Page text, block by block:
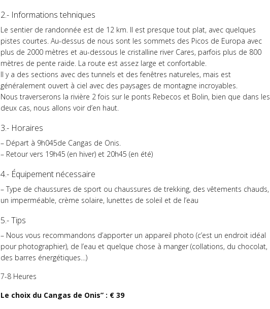
2.- Informations tehniques
Le sentier de randonnée est de 12 km. Il est presque tout plat, avec quelques
pistes courtes. Au-dessus de nous sont les sommets des Picos de Europa avec
plus de 2000 mètres et au-dessous le cristalline river Cares, parfois plus de 800
mètres de pente raide. La route est assez large et confortable.
Il y a des sections avec des tunnels et des fenêtres natureles, mais est
généralement ouvert à ciel avec des paysages de montagne incroyables.
Nous traverserons la rivière 2 fois sur le ponts Rebecos et Bolin, bien que dans les
deux cas, nous allons voir d’en haut.
3.- Horaires
– Départ à 9h045de Cangas de Onis.
– Retour vers 19h45 (en hiver) et 20h45 (en été)
4.- Équipement nécessaire
– Type de chaussures de sport ou chaussures de trekking, des vêtements chauds,
un imperméable, crème solaire, lunettes de soleil et de l’eau
5.- Tips
– Nous vous recommandons d’apporter un appareil photo (c’est un endroit idéal
pour photographier), de l’eau et quelque chose à manger (collations, du chocolat,
des barres énergétiques…)
7-8 Heures
Le choix du Cangas de Onis” : € 39